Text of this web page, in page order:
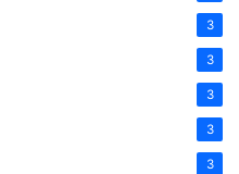
3
3
3
3
3